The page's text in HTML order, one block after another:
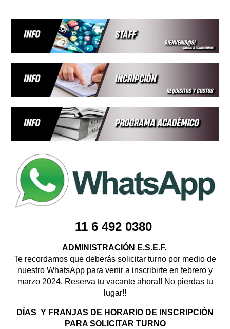
116 492 0380
ADMINISTRACIÓN E.S.E.F.
Te recordamos que deberás solicitar turno por medio de
nuestro WhatsApp para venir a inscribirte en febrero y
marzo 2024. Reserva tu vacante ahora!! No pierdas tu
lugar!!
DÍAS Y FRANJAS DE HORARIO DE INSCRIPCIÓN
PARA SOLICITAR TURNO